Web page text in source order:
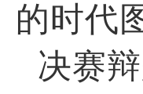
的时代
决赛